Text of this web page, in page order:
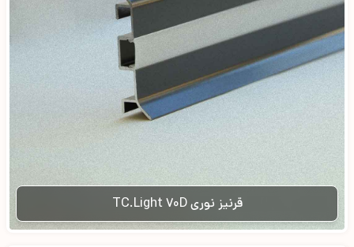
قرنیز نوری TC.Light 70D